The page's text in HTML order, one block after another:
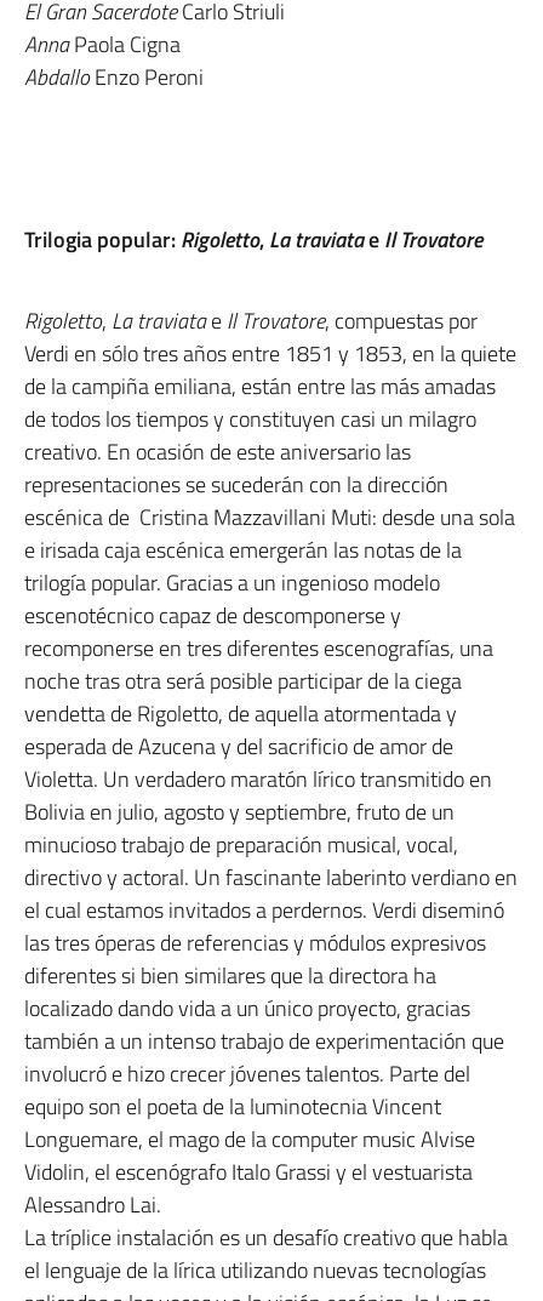
El Gran SacerdoteCarlo Striuli
AnnaPaola Cigna
AbdalloEnzo Peroni
Trilogia popular:Rigoletto,La traviataeIl Trovatore
Rigoletto, La traviataeIl Trovatore, compuestas por
Verdi en sólo tres años entre 1851 y 1853, en la quiete
de la campiña emiliana, están entre las más amadas
de todos los tiempos y constituyen casi un milagro
creativo. En ocasión de este aniversario las
representaciones se sucederán con la dirección
escénica de Cristina Mazzavillani Muti: desde una sola
e irisada caja escénica emergerán las notas de la
trilogía popular. Gracias a un ingenioso modelo
escenotécnico capaz de descomponerse y
recomponerse en tres diferentes escenografías, una
noche tras otra será posible participar de la ciega
vendetta de Rigoletto, de aquella atormentada y
esperada de Azucena y del sacrificio de amor de
Violetta. Un verdadero maratón lírico transmitido en
Bolivia en julio, agosto y septiembre, fruto de un
minucioso trabajo de preparación musical, vocal,
directivo y actoral. Un fascinante laberinto verdiano en
el cual estamos invitados a perdernos. Verdi diseminó
las tres óperas de referencias y módulos expresivos
diferentes si bien similares que la directora ha
localizado dando vida a un único proyecto, gracias
también a un intenso trabajo de experimentación que
involucró e hizo crecer jóvenes talentos. Parte del
equipo son el poeta de la luminotecnia Vincent
Longuemare, el mago de la computer music Alvise
Vidolin, el escenógrafo Italo Grassi y el vestuarista
Alessandro Lai.
La tríplice instalación es un desafío creativo que habla
el lenguaje de la lírica utilizando nuevas tecnologías